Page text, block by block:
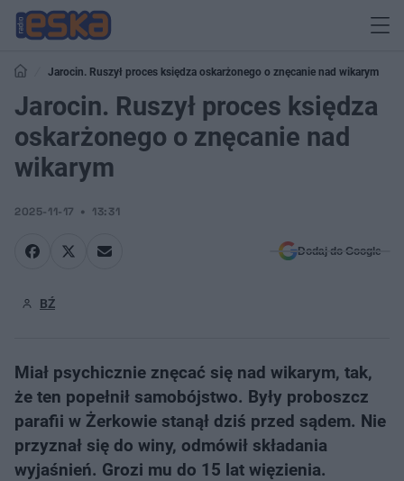
Jarocin. Ruszył proces księdza oskarżonego o znęcanie nad wikarym
Jarocin. Ruszył proces księdza
oskarżonego o znęcanie nad
wikarym
2025-11-17 13:31
Dodaj do Google
BŹ
Miał psychicznie znęcać się nad ​wikarym, tak,
że ten popełnił samobójstwo. Były proboszcz
parafii w Żerkowie stanął dziś przed sądem. Nie
przyznał się do winy, odmówił składania
wyjaśnień. Grozi mu do 15 lat więzienia.